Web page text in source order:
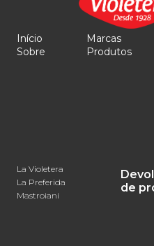
Início
Sobre
Marcas
Produtos
La Violetera
La Preferida
Mastroiani
de